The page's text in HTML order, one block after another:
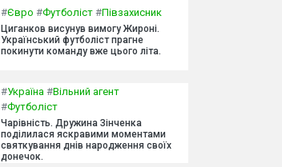
#Євро #Футболіст #Півзахисник
Циганков висунув вимогу Жироні.
Український футболіст прагне
покинути команду вже цього літа.
#Україна #Вільний агент
#Футболіст
Чарівність. Дружина Зінченка
поділилася яскравими моментами
святкування днів народження своїх
донечок.